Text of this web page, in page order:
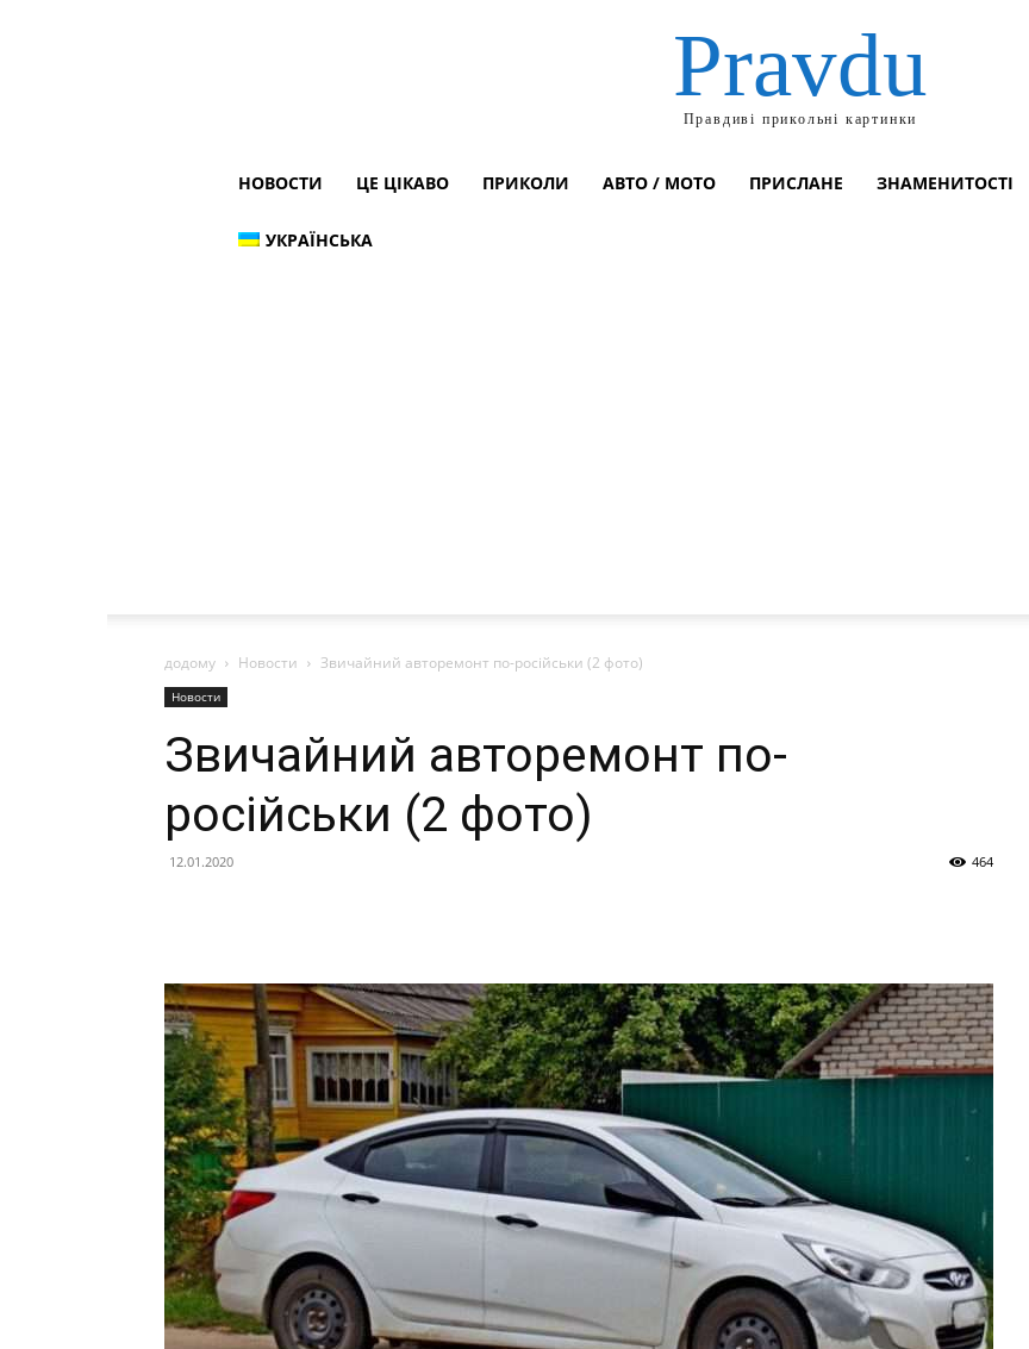
Pravdu
Правдиві прикольні картинки
НОВОСТИ ЦЕ ЦІКАВО ПРИКОЛИ АВТО / МОТО ПРИСЛАНЕ ЗНАМЕНИТОСТІ
УКРАЇНСЬКА
додому Новости Звичайний авторемонт по-російськи (2 фото)
Новости
Звичайний авторемонт по-
російськи (2 фото)
12.01.2020 464